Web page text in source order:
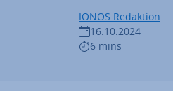
IONOS Redaktion
16.10.2024
6 mins